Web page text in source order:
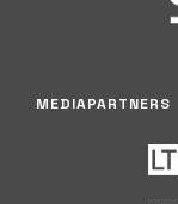
MEDIAPARTNERS